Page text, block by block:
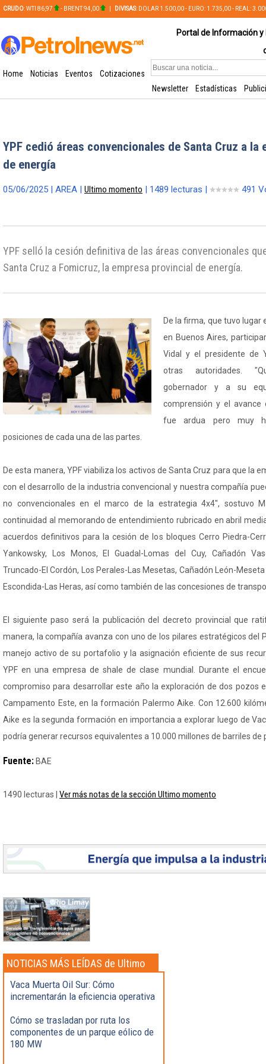
CRUDO: WTI 86,97 - BRENT 94,00 DIVISAS: DOLAR 1.500,00 - EURO: 1.735,00 - REAL:
Portal de Información
Home Noticias Eventos
Cotizaciones
Newsletter
Estadísticas
YPF cedió áreas convencionales de Santa Cruz a la
de energía
05/06/2025 | AREA | Ultimo momento | 1489 lecturas | 491
YPF selló la cesión definitiva de las áreas convencionales
Santa Cruz a Fomicruz, la empresa provincial de energía.
De la firma, que tuvo lugar
en Buenos Aires,
Vidal y el presidente de
otras autoridades.
gobernador y a su
comprensión y el avance
fue ardua pero muy
posiciones de cada una de las partes.
De esta manera, YPF viabiliza los activos de Santa Cruz para que la
con el desarrollo de la industria convencional y nuestra compañía
no convencionales en el marco de la estrategia 4x4", sostuvo
continuidad al memorando de entendimiento rubricado en abril
acuerdos definitivos para la cesión de los bloques Cerro Piedra-
Yankowsky, Los Monos, El Guadal-Lomas del Cuy, Cañadón
Truncado-El Cordón, Los Perales-Las Mesetas, Cañadón León-
Escondida-Las Heras, así como también de las concesiones de
El siguiente paso será la publicación del decreto provincial que
manera, la compañía avanza con uno de los pilares estratégicos del
manejo activo de su portafolio y la asignación eficiente de sus
YPF en una empresa de shale de clase mundial. Durante el
compromiso para desarrollar este año la exploración de dos pozos
Campamento Este, en la formación Palermo Aike. Con 12.600
Aike es la segunda formación en importancia a explorar luego de
podría generar recursos equivalentes a 10.000 millones de barriles de
Fuente: BAE
1490 lecturas | Ver más notas de la sección Ultimo momento
NOTICIAS MÁS LEÍDAS de Ultimo
momento
Vaca Muerta Oil Sur: Cómo
incrementarán la eficiencia operativa
Cómo se trasladan por ruta los
componentes de un parque eólico de
180 MW